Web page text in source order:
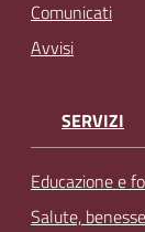
Comunicati
Avvisi
SERVIZI
Educazione e
Salute,